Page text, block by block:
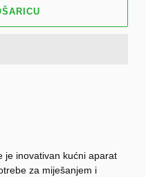
je inovativan kućni aparat
za miješanjem i